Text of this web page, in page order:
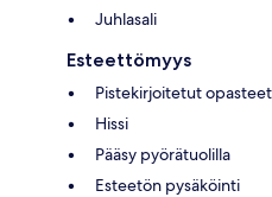
Juhlasali
Esteettömyys
Pistekirjoitetut opasteet
Hissi
Pääsy pyörätuolilla
Esteetön pysäköinti